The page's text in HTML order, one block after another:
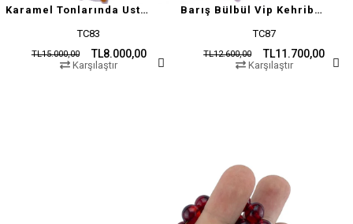
Karamel Tonlarında Usta İşçilikli Tesbih
TC83
TL8.000,00
TL15.000,00
Karşılaştır
Barış Bülbül Vip Kehribar Tesbih
TC87
TL11.700,00
TL12.600,00
Karşılaştır